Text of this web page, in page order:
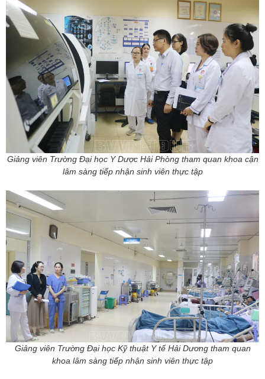
Giảng viên Trường Đại học Y Dược Hải Phòng tham quan khoa cận
lâm sàng tiếp nhận sinh viên thực tập
Giảng viên Trường Đại học Kỹ thuật Y tế Hải Dương tham quan
khoa lâm sàng tiếp nhận sinh viên thực tập